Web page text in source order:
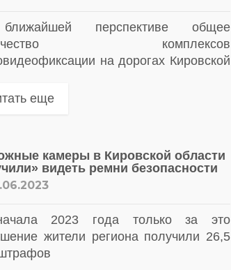
перспективе общее
комплексов
на дорогах Кировской
вопросы
еще
камеры в Кировской области
видеть ремни безопасности
2023 года только за это
жители региона получили 26,5